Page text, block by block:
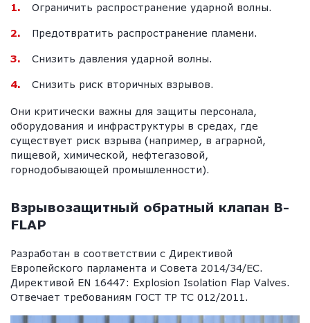
Ограничить распространение ударной волны.
Предотвратить распространение пламени.
Снизить давления ударной волны.
Снизить риск вторичных взрывов.
Они критически важны для защиты персонала,
оборудования и инфраструктуры в средах, где
существует риск взрыва (например, в аграрной,
пищевой, химической, нефтегазовой,
горнодобывающей промышленности).
Взрывозащитный обратный клапан B-
FLAP
Разработан в соответствии с Директивой
Европейского парламента и Совета 2014/34/ЕС.
Директивой EN 16447: Explosion Isolation Flap Valves.
Отвечает требованиям ГОСТ ТР ТС 012/2011.